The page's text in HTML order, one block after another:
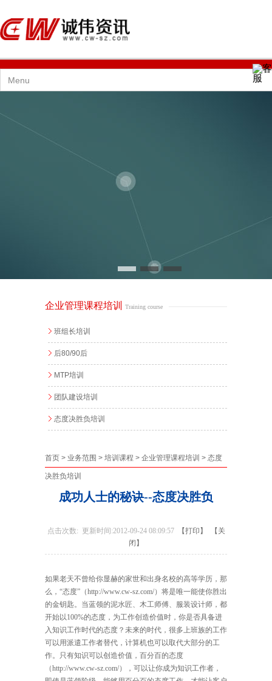
企业管理课程培训 Training course
班组长培训
后80/90后
MTP培训
团队建设培训
态度决胜负培训
首页 > 业务范围 > 培训课程 > 企业管理课程培训 > 态度
决胜负培训
成功人士的秘诀--态度决胜负
点击次数: 更新时间:2012-09-24 08:09:57 【打印】
【关
闭】
如果老天不曾给你显赫的家世和出身名校的高等学历，那
么，“态度”（http://www.cw-sz.com/）将是唯一能使你胜出
的金钥匙。当蓝领的泥水匠、木工师傅、服装设计师，都
开始以100%的态度，为工作创造价值时，你是否具备进
入知识工作时代的态度？未来的时代，很多上班族的工作
可以用派遣工作者替代，计算机也可以取代大部分的工
作。只有知识可以创造价值，百分百的态度
（http://www.cw-sz.com/），可以让你成为知识工作者，